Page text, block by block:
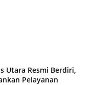
Utara Resmi Berdiri,
Pelayanan